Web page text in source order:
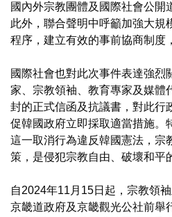
國內外宗教團體及國際社會公開
此外，聯合聲明中呼籲加強大規
程序，建立有效的事前協商制度
國際社會也對此次事件表達強烈
家、宗教領袖、教育專家及媒體
封的正式信函及抗議書，對此行
促韓國政府立即採取適當措施。
這一取消行為違反韓國憲法，宗
策，是侵犯宗教自由、破壞和平
自2024年11月15日起，宗教領
京畿道政府及京畿觀光公社前舉